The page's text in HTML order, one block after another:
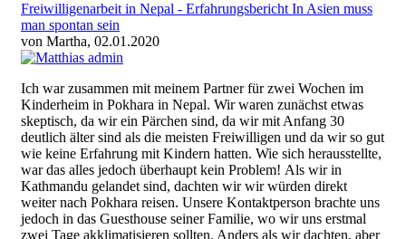
Freiwilligenarbeit in Nepal - Erfahrungsbericht In Asien muss
man spontan sein
von Martha, 02.01.2020
Ich war zusammen mit meinem Partner für zwei Wochen im
Kinderheim in Pokhara in Nepal. Wir waren zunächst etwas
skeptisch, da wir ein Pärchen sind, da wir mit Anfang 30
deutlich älter sind als die meisten Freiwilligen und da wir so gut
wie keine Erfahrung mit Kindern hatten. Wie sich herausstellte,
war das alles jedoch überhaupt kein Problem! Als wir in
Kathmandu gelandet sind, dachten wir wir würden direkt
weiter nach Pokhara reisen. Unsere Kontaktperson brachte uns
jedoch in das Guesthouse seiner Familie, wo wir uns erstmal
zwei Tage akklimatisieren sollten. Anders als wir dachten, aber